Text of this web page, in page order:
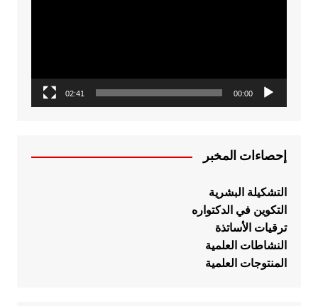
00:00
02:41
إحصاءات المخبر
التشكيلة البشرية
التكوين في الدكتواره
ترقيات الأساتذة
النشاطات العلمية
المنتوجات العلمية